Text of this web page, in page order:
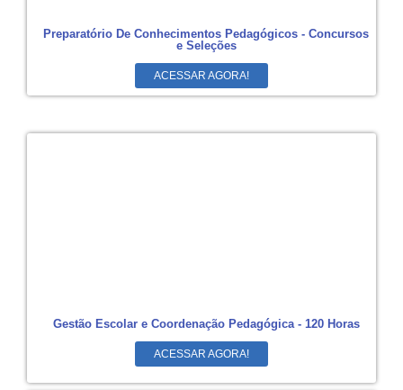
Preparatório De Conhecimentos Pedagógicos - Concursos
e Seleções
ACESSAR AGORA!
Gestão Escolar e Coordenação Pedagógica - 120 Horas
ACESSAR AGORA!